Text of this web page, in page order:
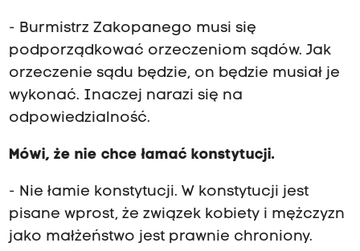
- Burmistrz Zakopanego musi się
podporządkować orzeczeniom sądów. Jak
orzeczenie sądu będzie, on będzie musiał je
wykonać. Inaczej narazi się na
odpowiedzialność.
Mówi, że nie chce łamać konstytucji.
- Nie łamie konstytucji. W konstytucji jest
pisane wprost, że związek kobiety i mężczyzn
jako małżeństwo jest prawnie chroniony.